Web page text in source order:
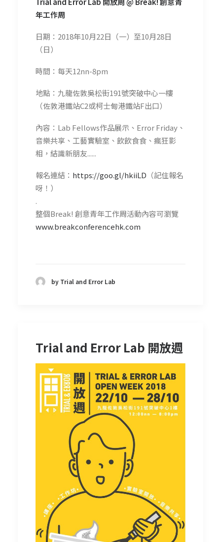
年工作周
日期：2018年10月22日（一）至10月28日
（日）
時間：每天12nn-8pm
地點：九龍佐敦吳松街191號突破中心一樓
（佐敦港鐵站C2或柯士甸港鐵站F出口）
內容：Lab Fellows作品展示、Error Friday、
音樂共享、工藝實驗室、飲飲食食、瘋狂影
相，結識新朋友......
報名連結： https://goo.gl/hkiiLD （記住報名
呀！）
.
整個Break! 創意青年工作周活動內容可瀏覽
www.breakconferencehk.com
by Trial and Error Lab
Trial and Error Lab 開放週